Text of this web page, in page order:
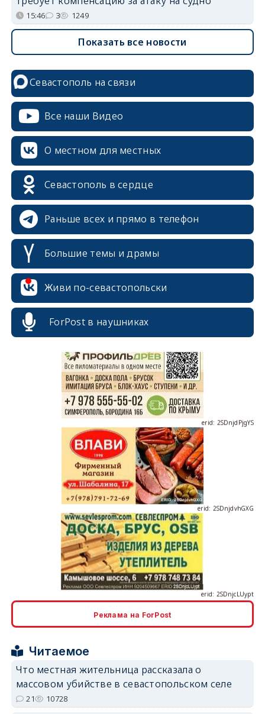
15:46 3 1249
Показать все новости
Севастополь на связи
Все наши Видео
О местном для местных
Севастополь в сердце
Раньше всех и прямо в телефон
Большие темы и драмы
Живи по-севастопольски
ForPost в наушниках
erid: 2SDnjdPjgYS
erid: 2SDnjdvhGXG
erid: 2SDnjcrDNw6
Реклама на ForPost
Читаемое
Что местная жительница рассказала о
массовом убийстве в севастопольском селе
21 10728